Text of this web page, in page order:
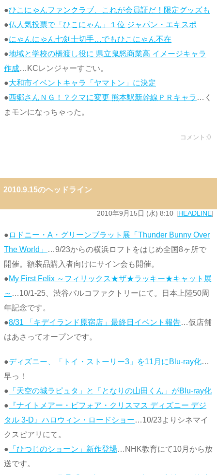
●ひこにゃんファンクラブ、これが会員証だ！限定グッズも
●仏人気投票で「ひこにゃん」１位 ジャパン・エキスポ
●にゃんにゃん七剣士切手…でもひこにゃん不在
●地域と学校の橋渡し役に 県立鬼怒商業高 イメージキャラ
作成…KCレンジャーすごい。
●大和市イベントキャラ「ヤマトン」に決定
●西郷さんＮＧ！？クマに変更 熊本駅新幹線ＰＲキャラ …く
まモンになっちゃった。
コメント:0
2010.9.15のヘッドライン
2010年9月15日 (水) 8:10 HEADLINE
● ロドニー・A・グリーンブラット展「Thunder Bunny Over
The World」
…9/23からの横浜ロフトをはじめ全国8ヶ所で
開催。額装品購入者向けにサイン会も開催。
●My First Felix ～フィリックス★ザ★ラッキー★キャット展
～ …10/1-25、渋谷パルコファクトリーにて。日本上陸50周
年記念です。
●8/31 「キデイランド原宿店」最終日イベント報告…仮店舗
はあさってオープンです。
●ディズニー、「トイ・ストーリー3」を11月にBlu-ray化…
早っ！
● 「天空の城ラピュタ」と「となりの山田くん」がBlu-ray化
● 『ナイトメアー・ビフォア・クリスマス ディズニー デジ
タル 3-D』ハロウィン・ロードショー…10/23よりシネマイ
クスピアリにて。
● 「ひつじのショーン」新作登場…NHK教育にて10月から放
送です。